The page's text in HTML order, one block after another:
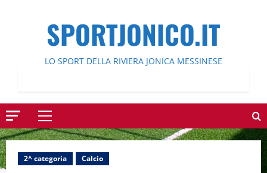
SPORTJONICO.IT
LO SPORT DELLA RIVIERA JONICA MESSINESE
Menu
principale
2^ categoria Calcio